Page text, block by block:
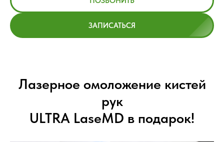
ЗАПИСАТЬСЯ
Лазерное омоложение кистей
рук
ULTRA LaseMD в подарок!